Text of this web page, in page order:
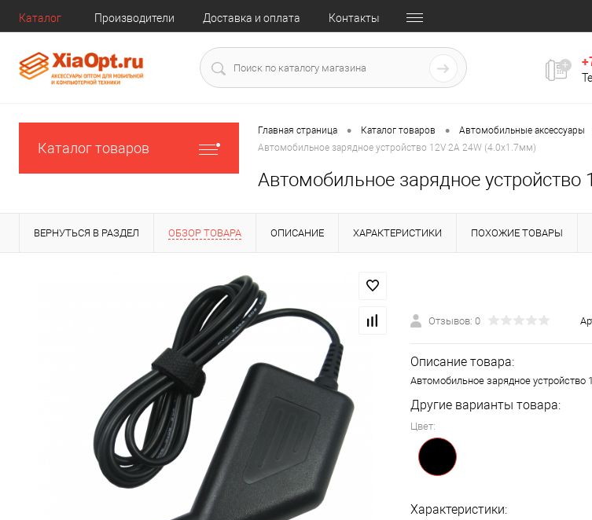
Каталог Производители Доставка и оплата Контакты
Каталог товаров
Главная страница • Каталог товаров • Автомобильные аксессуары
Автомобильное зарядное устройство 12V 2A 24W (4.0x1.7мм)
Автомобильное зарядное
ВЕРНУТЬСЯ В РАЗДЕЛ ОБЗОР ТОВАРА ОПИСАНИЕ ХАРАКТЕРИСТИКИ ПОХОЖИЕ ТОВАРЫ
Отзывов: 0
Описание товара:
Автомобильное зарядное устройство
Другие варианты товара:
Цвет:
Характеристики: